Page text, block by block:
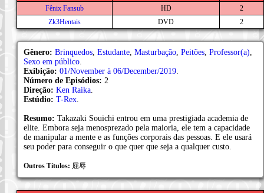
Fênix Fansub
HD
2
Zk3Hentais
DVD 2
Gênero: Brinquedos Estudante Masturbação Peitões Professor(a)
Sexo em público
Exibição: 01/November à 06/December/2019
Número de Episódios: 2
Direção: Ken Raika
Estúdio: T-Rex
Resumo: Takazaki Souichi entrou em uma prestigiada academia de
elite. Embora seja menosprezado pela maioria, ele tem a capacidade
de manipular a mente e as funções corporais das pessoas. E ele usará
seu poder para conseguir o que quer que seja a qualquer custo.
Outros Títulos: 屈辱